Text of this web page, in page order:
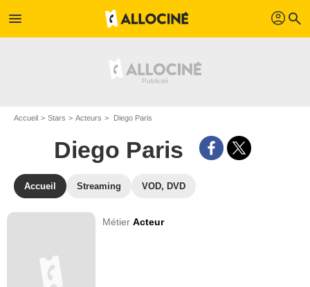
menu profil search
Accueil Stars Acteurs Diego Paris
Diego Paris
Accueil Streaming VOD, DVD
MétierActeur